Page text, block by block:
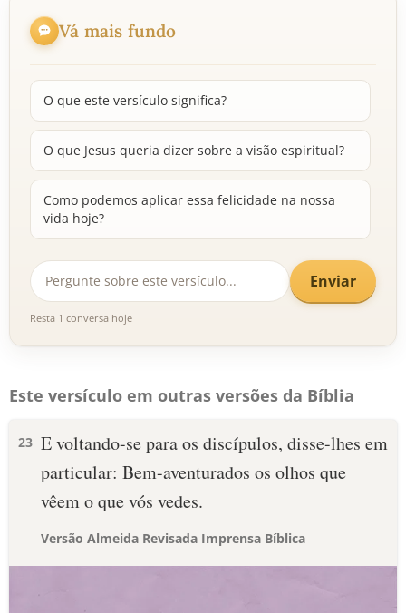
Vá mais fundo
O que este versículo significa?
O que Jesus queria dizer sobre a visão espiritual?
Como podemos aplicar essa felicidade na nossa
vida hoje?
Enviar
Resta 1 conversa hoje
Este versículo em outras versões da Bíblia
23 E voltando-se para os discípulos, disse-lhes em
particular: Bem-aventurados os olhos que
vêem o que vós vedes.
Versão Almeida Revisada Imprensa Bíblica